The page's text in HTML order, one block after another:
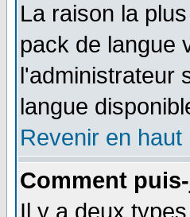
La raison la
pack de langue
l'administrateur
langue
Revenir en haut
Comment
Il y a deux